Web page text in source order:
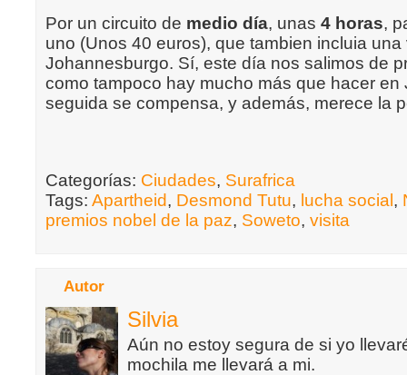
Por un circuito de medio día, unas 4 horas,
uno (Unos 40 euros), que tambien incluia
Johannesburgo. Sí, este día nos salimos de
como tampoco hay mucho más que hacer
seguida se compensa, y además, merece la
Categorías: Ciudades, Surafrica
Tags: Apartheid, Desmond Tutu, lucha social ,
premios nobel de la paz, Soweto, visita
Autor
Silvia
Aún no estoy segura de si yo
mochila me llevará a mi.